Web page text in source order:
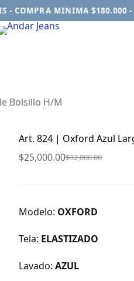
MINIMA $180.000 -
Bolsillo H/M
Art. 824 | Oxford Azul
$32,000.00
El
$32,000.00.
$25,000.00
El
$25,000.00.
Modelo: OXFORD
Tela: ELASTIZADO
Lavado: AZUL